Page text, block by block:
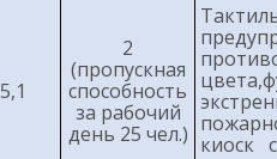
2
(пропускная
способность
за рабочий
день 25 чел.) киоск